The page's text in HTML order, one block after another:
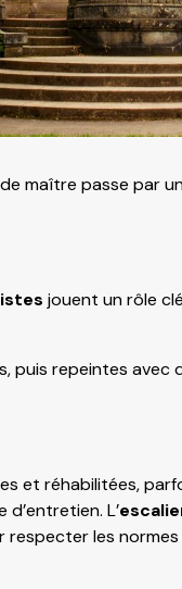
maître passe par
jouent un rôle
puis repeintes
et réhabilitées,
L’
les